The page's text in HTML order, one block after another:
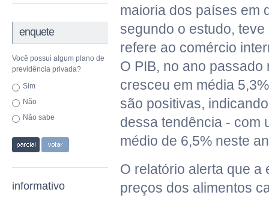
enquete
Você possui algum plano de
previdência privada?
Sim
Não
Não sabe
informativo
maioria dos países em
segundo o estudo,
refere ao comércio
O PIB, no ano passado
cresceu em média
são positivas,
dessa tendência - com
médio de 6,5% neste
O relatório alerta que a
preços dos alimentos